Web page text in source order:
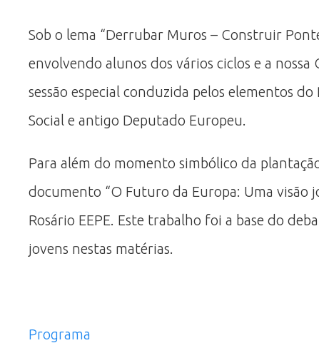
Sob o lema “Derrubar Muros – Construir
envolvendo alunos dos vários ciclos e a
sessão especial conduzida pelos elementos
Social e antigo Deputado Europeu.
Para além do momento simbólico da
documento “O Futuro da Europa: Uma
Rosário EEPE. Este trabalho foi a base do
jovens nestas matérias.
Programa